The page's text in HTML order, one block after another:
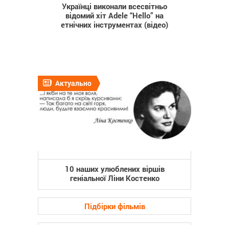
Українці виконали всесвітньо
відомий хіт Adele “Hello” на
етнічних інструментах (відео)
Актуально
10 наших улюблених віршів
геніальної Ліни Костенко
Підбірки фільмів